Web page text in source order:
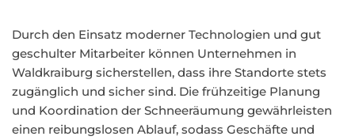
Durch den Einsatz moderner Technologien und gut
geschulter Mitarbeiter können Unternehmen in
Waldkraiburg sicherstellen, dass ihre Standorte stets
zugänglich und sicher sind. Die frühzeitige Planung
und Koordination der Schneeräumung gewährleisten
einen reibungslosen Ablauf, sodass Geschäfte und